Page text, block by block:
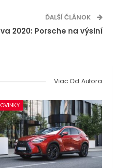
ĎALŠÍ ČLÁNOK
2020: Porsche na výslní
Viac Od Autora